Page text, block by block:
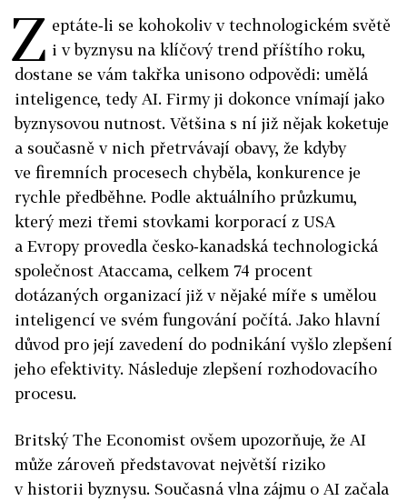
Z eptáte‑li se kohokoliv v technologickém světě
i v byznysu na klíčový trend příštího roku,
dostane se vám takřka unisono odpovědi: umělá
inteligence, tedy AI. Firmy ji dokonce vnímají jako
byznysovou nutnost. Většina s ní již nějak koketuje
a současně v nich přetrvávají obavy, že kdyby
ve firemních procesech chyběla, konkurence je
rychle předběhne. Podle aktuálního průzkumu,
který mezi třemi stovkami korporací z USA
a Evropy provedla česko‑kanadská technologická
společnost Ataccama, celkem 74 procent
dotázaných organizací již v nějaké míře s umělou
inteligencí ve svém fungování počítá. Jako hlavní
důvod pro její zavedení do podnikání vyšlo zlepšení
jeho efektivity. Následuje zlepšení rozhodovacího
procesu.
Britský The Economist ovšem upozorňuje, že AI
může zároveň představovat největší riziko
v historii byznysu. Současná vlna zájmu o AI začala